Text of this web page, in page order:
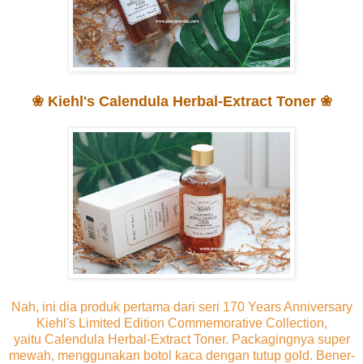
❀ Kiehl's Calendula Herbal-Extract Toner ❀
Nah, ini dia produk pertama dari seri 170 Years Anniversary
Kiehl's Limited Edition Commemorative Collection,
yaitu Calendula Herbal-Extract Toner. Packagingnya super
mewah, menggunakan botol kaca dengan tutup gold. Bener-